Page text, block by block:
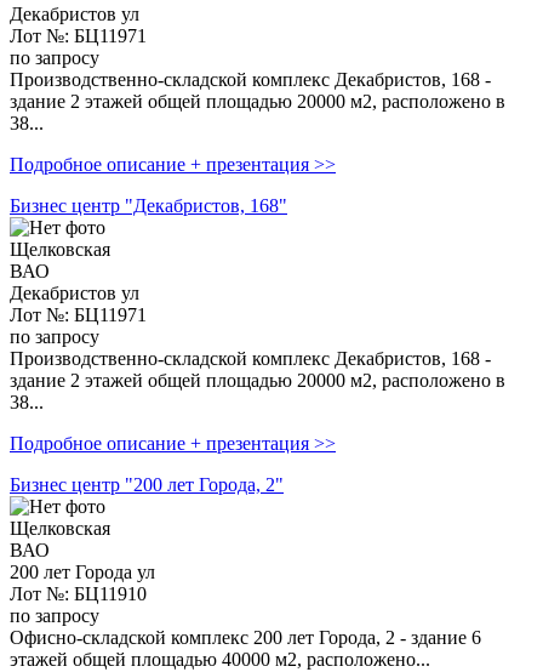
Декабристов ул
Лот №: БЦ11971
по запросу
Производственно-складской комплекс Декабристов, 168 -
здание 2 этажей общей площадью 20000 м2, расположено в
38...
Подробное описание + презентация >>
Бизнес центр "Декабристов, 168"
Щелковская
ВАО
Декабристов ул
Лот №: БЦ11971
по запросу
Производственно-складской комплекс Декабристов, 168 -
здание 2 этажей общей площадью 20000 м2, расположено в
38...
Подробное описание + презентация >>
Бизнес центр "200 лет Города, 2"
Щелковская
ВАО
200 лет Города ул
Лот №: БЦ11910
по запросу
Офисно-складской комплекс 200 лет Города, 2 - здание 6
этажей общей площадью 40000 м2, расположено...